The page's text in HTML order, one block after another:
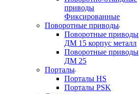
приводы
Фиксированные
Поворотные приводы
Поворотные приводы
ДМ 15 корпус металл
Поворотные приводы
ДМ 25
Порталы
Порталы HS
Порталы PSK